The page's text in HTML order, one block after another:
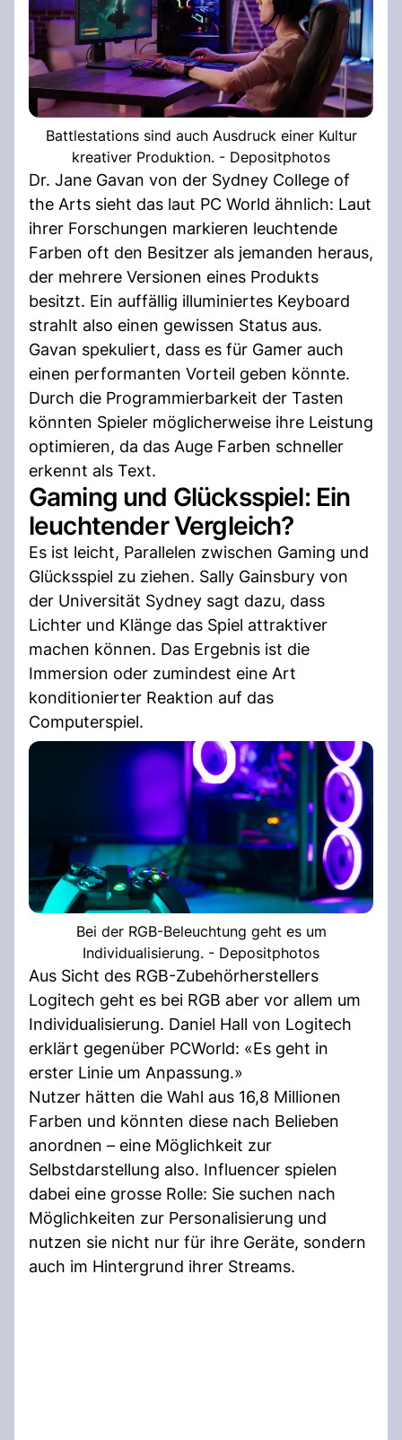
Battlestations sind auch Ausdruck einer Kultur
kreativer Produktion. - Depositphotos
Dr. Jane Gavan von der Sydney College of
the Arts sieht das laut PC World ähnlich: Laut
ihrer Forschungen markieren leuchtende
Farben oft den Besitzer als jemanden heraus,
der mehrere Versionen eines Produkts
besitzt. Ein auffällig illuminiertes Keyboard
strahlt also einen gewissen Status aus.
Gavan spekuliert, dass es für Gamer auch
einen performanten Vorteil geben könnte.
Durch die Programmierbarkeit der Tasten
könnten Spieler möglicherweise ihre Leistung
optimieren, da das Auge Farben schneller
erkennt als Text.
Gaming und Glücksspiel: Ein
leuchtender Vergleich?
Es ist leicht, Parallelen zwischen Gaming und
Glücksspiel zu ziehen. Sally Gainsbury von
der Universität Sydney sagt dazu, dass
Lichter und Klänge das Spiel attraktiver
machen können. Das Ergebnis ist die
Immersion oder zumindest eine Art
konditionierter Reaktion auf das
Computerspiel.
Bei der RGB-Beleuchtung geht es um
Individualisierung. - Depositphotos
Aus Sicht des RGB-Zubehörherstellers
Logitech geht es bei RGB aber vor allem um
Individualisierung. Daniel Hall von Logitech
erklärt gegenüber PCWorld: «Es geht in
erster Linie um Anpassung.»
Nutzer hätten die Wahl aus 16,8 Millionen
Farben und könnten diese nach Belieben
anordnen – eine Möglichkeit zur
Selbstdarstellung also. Influencer spielen
dabei eine grosse Rolle: Sie suchen nach
Möglichkeiten zur Personalisierung und
nutzen sie nicht nur für ihre Geräte, sondern
auch im Hintergrund ihrer Streams.